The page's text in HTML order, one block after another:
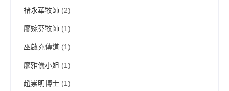
禇永華牧師 (2)
廖婉芬牧師 (1)
巫啟充傳道 (1)
廖雅儀小姐 (1)
趙崇明博士 (1)